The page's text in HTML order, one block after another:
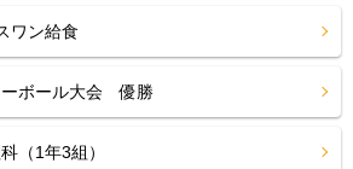
ワン給食
ーボール大会 優勝
（1年3組）